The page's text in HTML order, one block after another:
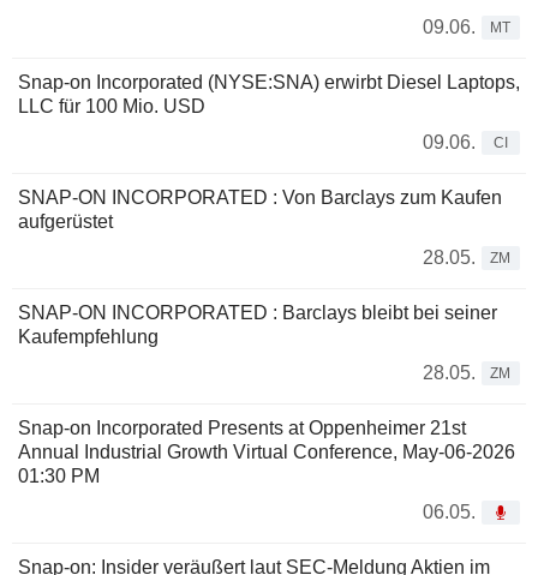
09.06.
MT
Snap-on Incorporated (NYSE:SNA) erwirbt Diesel Laptops,
LLC für 100 Mio. USD
09.06.
CI
SNAP-ON INCORPORATED : Von Barclays zum Kaufen
aufgerüstet
28.05.
ZM
SNAP-ON INCORPORATED : Barclays bleibt bei seiner
Kaufempfehlung
28.05.
ZM
Snap-on Incorporated Presents at Oppenheimer 21st
Annual Industrial Growth Virtual Conference, May-06-2026
01:30 PM
06.05.
Snap-on: Insider veräußert laut SEC-Meldung Aktien im